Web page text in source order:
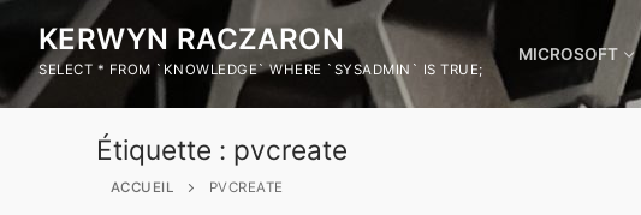
KERWYN RACZARON
SELECT * FROM `KNOWLEDGE` WHERE `SYSADMIN` IS TRUE;
MICROSOFT
Étiquette : pvcreate
ACCUEIL PVCREATE